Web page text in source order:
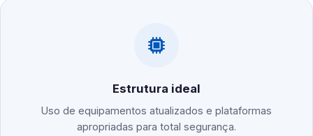
Estrutura ideal
Uso de equipamentos atualizados e plataformas
apropriadas para total segurança.